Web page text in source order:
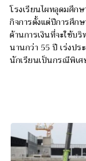
โรงเรียนไผทอุดมศึกษ
กิจการตั้งแต่ปีการศึก
ด้านการเงินที่จะใช้บ
นานกว่า 55 ปี เร่งปร
นักเรียนเป็นกรณีพิเ